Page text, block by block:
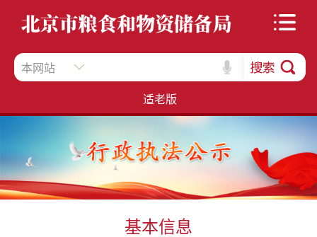
本网站
适老版
基本信息